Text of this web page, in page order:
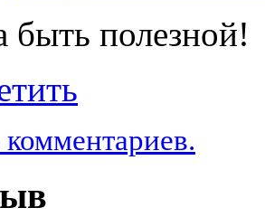
быть полезной!
комментариев.